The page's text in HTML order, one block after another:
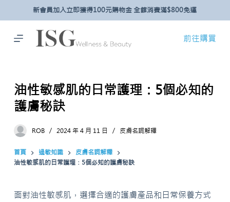
主
新會員加入立即獲得100元購物金 全館消費滿$800免運
前往購買
油性敏感肌的日常護理：5個必知的
護膚秘訣
ROB 2024 年 4 月 11 日 皮膚名詞解釋
首頁 過敏知識
皮膚名詞解釋
油性敏感肌的日常護理：5個必知的護膚秘訣
面對油性敏感肌，選擇合適的護膚產品和日常保養方式